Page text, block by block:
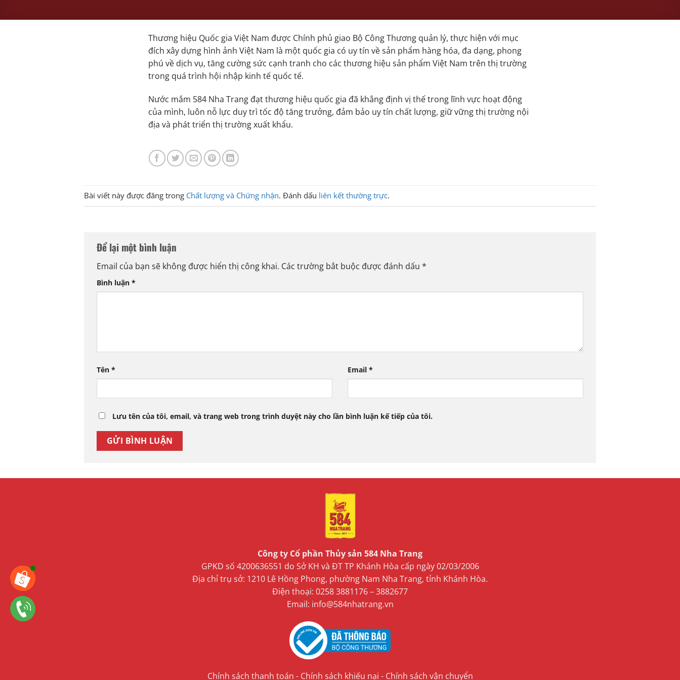
Thương hiệu Quốc gia Việt Nam được Chính phủ giao Bộ Công Thương quản lý, thực hiện với mục
đích xây dựng hình ảnh Việt Nam là một quốc gia có uy tín về sản phẩm hàng hóa, đa dạng, phong
phú về dịch vụ, tăng cường sức cạnh tranh cho các thương hiệu sản phẩm Việt Nam trên thị trường
trong quá trình hội nhập kinh tế quốc tế.
Nước mắm 584 Nha Trang đạt thương hiệu quốc gia đã khẳng định vị thế trong lĩnh vực hoạt động
của mình, luôn nỗ lực duy trì tốc độ tăng trưởng, đảm bảo uy tín chất lượng, giữ vững thị trường nội
địa và phát triển thị trường xuất khẩu.
Bài viết này được đăng trong Chất lượng và Chứng nhận. Đánh dấu liên kết thường trực.
Để lại một bình luận
Email của bạn sẽ không được hiển thị công khai. Các trường bắt buộc được đánh dấu*
Bình luận*
Tên* Email *
Lưu tên của tôi, email, và trang web trong trình duyệt này cho lần bình luận kế tiếp của tôi.
Công ty Cổ phần Thủy sản 584 Nha Trang
GPKD số 4200636551 do Sở KH và ĐT TP Khánh Hòa cấp ngày 02/03/2006
Địa chỉ trụ sở: 1210 Lê Hồng Phong, phường Nam Nha Trang, tỉnh Khánh Hòa.
Điện thoại: 0258 3881176 – 3882677
Email: info@584nhatrang.vn
Chính sách thanh toán - Chính sách khiếu nại - Chính sách vận chuyển